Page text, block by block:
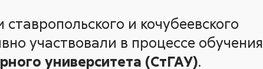
и кочубеевского
участвовали в процессе обучения
университета (СтГАУ).